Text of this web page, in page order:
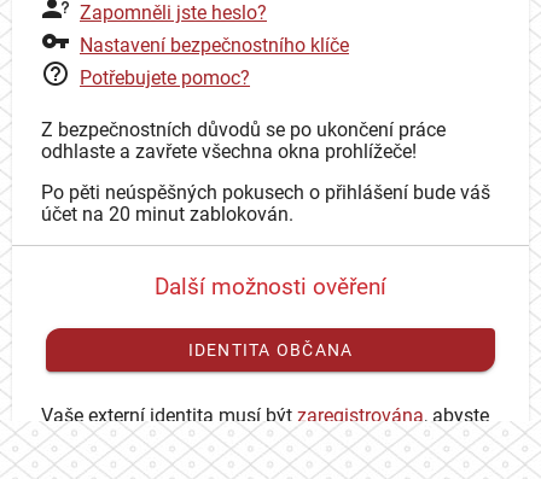
Zapomněli jste heslo?
Nastavení bezpečnostního klíče
Potřebujete pomoc?
Z bezpečnostních důvodů se po ukončení práce
odhlaste a zavřete všechna okna prohlížeče!
Po pěti neúspěšných pokusech o přihlášení bude váš
účet na 20 minut zablokován.
Další možnosti ověření
IDENTITA OBČANA
Vaše externí identita musí být zaregistrována, abyste
se mohli přihlásit ke svému CAS účtu.